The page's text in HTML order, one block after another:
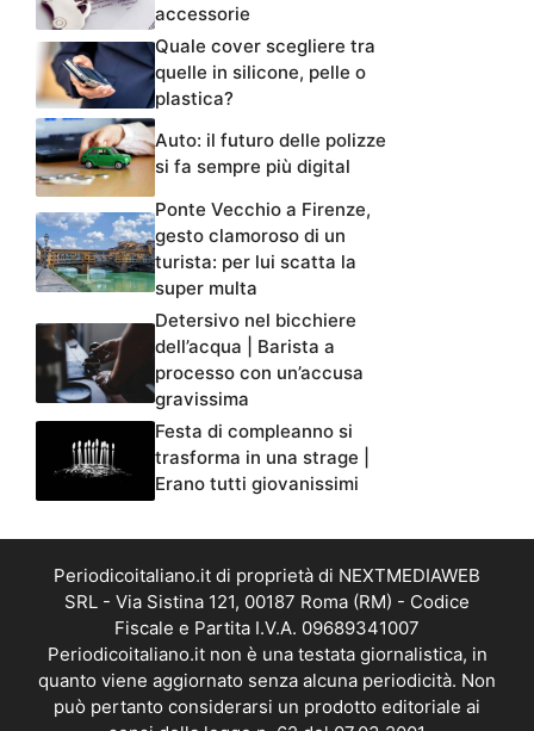
accessorie
Quale cover scegliere tra
quelle in silicone, pelle o
plastica?
Auto: il futuro delle polizze
si fa sempre più digital
Ponte Vecchio a Firenze,
gesto clamoroso di un
turista: per lui scatta la
super multa
Detersivo nel bicchiere
dell’acqua | Barista a
processo con un’accusa
gravissima
Festa di compleanno si
trasforma in una strage |
Erano tutti giovanissimi
Periodicoitaliano.it di proprietà di NEXTMEDIAWEB
SRL - Via Sistina 121, 00187 Roma (RM) - Codice
Fiscale e Partita I.V.A. 09689341007
Periodicoitaliano.it non è una testata giornalistica, in
quanto viene aggiornato senza alcuna periodicità. Non
può pertanto considerarsi un prodotto editoriale ai